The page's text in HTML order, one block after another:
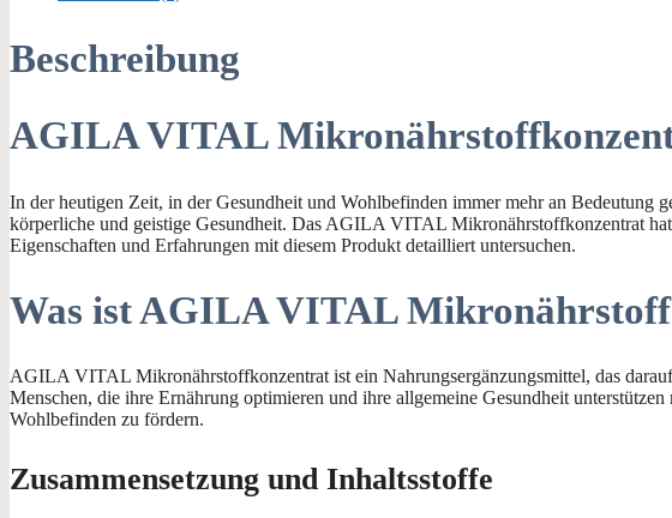
Beschreibung
AGILA VITAL
In der heutigen Zeit, in der Gesundheit und Wohlbefinden immer mehr an Bedeutung
körperliche und geistige Gesundheit. Das AGILA VITAL Mikronährstoffkonzentrat
Eigenschaften und Erfahrungen mit diesem Produkt detailliert untersuchen.
Was ist AGILA VITAL
AGILA VITAL Mikronährstoffkonzentrat ist ein Nahrungsergänzungsmittel, das
Menschen, die ihre Ernährung optimieren und ihre allgemeine Gesundheit
Wohlbefinden zu fördern.
Zusammensetzung und Inhaltsstoffe